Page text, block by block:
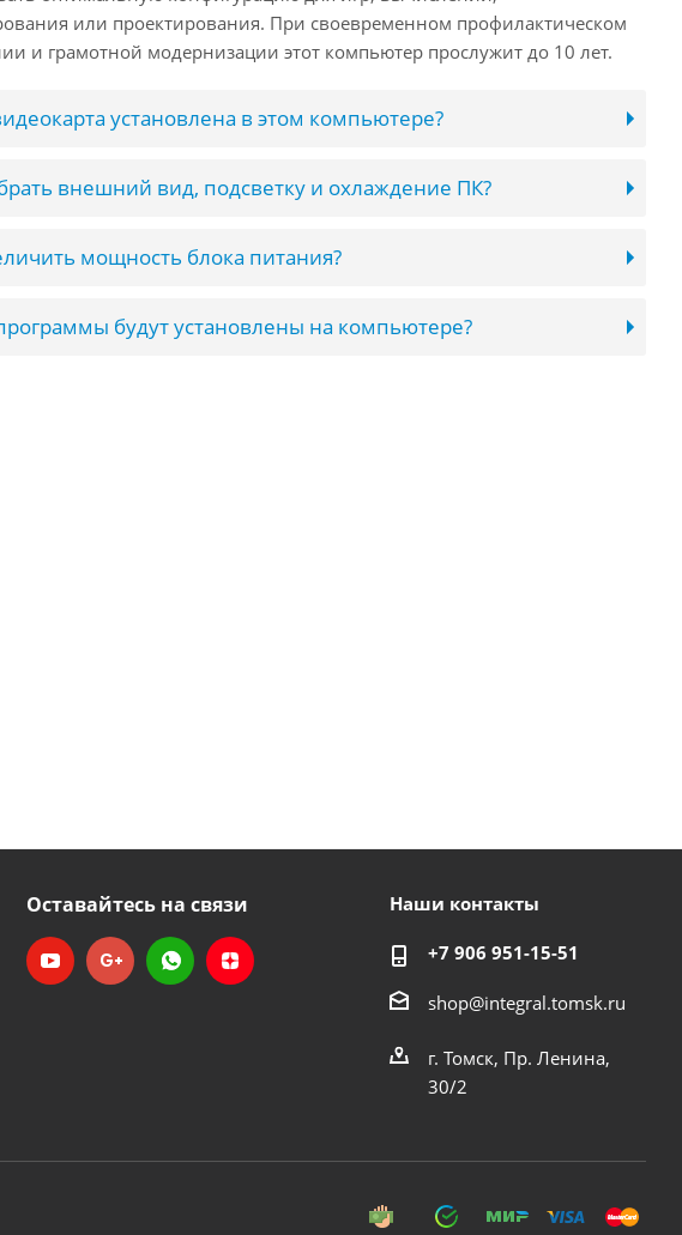
или проектирования. При своевременном профилактическом
и грамотной модернизации этот компьютер прослужит до 10 лет.
установлена в этом компьютере?
внешний вид, подсветку и охлаждение ПК?
мощность блока питания?
будут установлены на компьютере?
Оставайтесь на связи Наши контакты
+7 906 951-15-51
shop@integral.tomsk.ru
г. Томск, Пр. Ленина,
30/2